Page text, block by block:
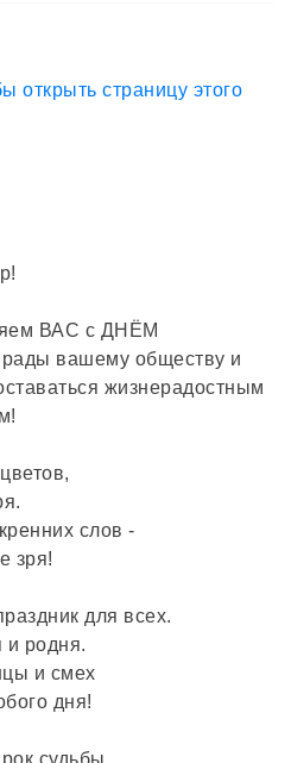
ВАС с ДНЁМ
вашему обществу и
жизнерадостным
слов -
зря!
для всех.
и родня.
и смех
дня!
судьбы